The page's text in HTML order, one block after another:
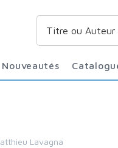
Nouveautés
Matthieu Lavagna